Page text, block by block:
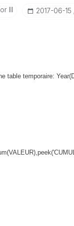
III ‎2017-06-15
table temporaire: